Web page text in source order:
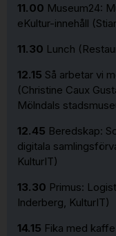
11.00 Museum24:
eKultur-innehåll
11.30 Lunch
12.15 Så arbetar vi
(Christine Caux
Mölndals
12.45 Beredskap:
digitala
KulturIT)
13.30 Primus:
Inderberg, KulturIT)
14.15 Fika med